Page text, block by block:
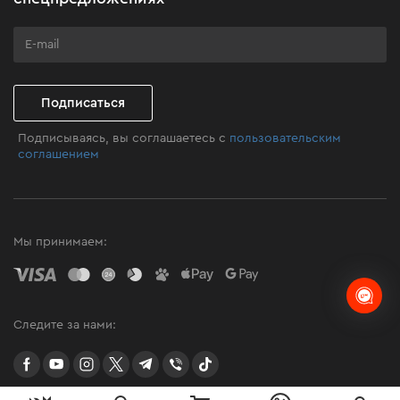
Клуб мастерства
Подписаться
Подписываясь, вы соглашаетесь с пользовательским
соглашением
Мы принимаем:
Следите за нами:
facebookyoutubeinstagramtwittertelegram
Viber TikTok